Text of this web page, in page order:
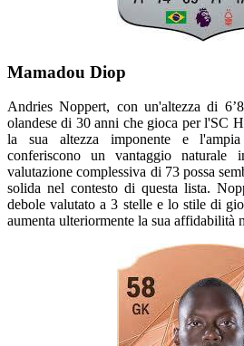
Mamadou Diop
Andries Noppert, con un'altezza di
olandese di 30 anni che gioca per l'SC
la sua altezza imponente e
conferiscono un vantaggio naturale
valutazione complessiva di 73 possa
solida nel contesto di questa lista.
debole valutato a 3 stelle e lo stile di
aumenta ulteriormente la sua affidabilità